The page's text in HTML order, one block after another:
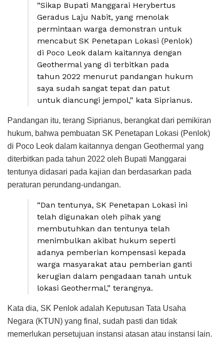
“Sikap Bupati Manggarai Herybertus
Geradus Laju Nabit, yang menolak
permintaan warga demonstran untuk
mencabut SK Penetapan Lokasi (Penlok)
di Poco Leok dalam kaitannya dengan
Geothermal yang di terbitkan pada
tahun 2022 menurut pandangan hukum
saya sudah sangat tepat dan patut
untuk diancungi jempol,” kata Siprianus.
Pandangan itu, terang Siprianus, berangkat dari pemikiran
hukum, bahwa pembuatan SK Penetapan Lokasi (Penlok)
di Poco Leok dalam kaitannya dengan Geothermal yang
diterbitkan pada tahun 2022 oleh Bupati Manggarai
tentunya didasari pada kajian dan berdasarkan pada
peraturan perundang-undangan.
“Dan tentunya, SK Penetapan Lokasi ini
telah digunakan oleh pihak yang
membutuhkan dan tentunya telah
menimbulkan akibat hukum seperti
adanya pemberian kompensasi kepada
warga masyarakat atau pemberian ganti
kerugian dalam pengadaan tanah untuk
lokasi Geothermal,” terangnya.
Kata dia, SK Penlok adalah Keputusan Tata Usaha
Negara (KTUN) yang final, sudah pasti dan tidak
memerlukan persetujuan instansi atasan atau instansi lain.